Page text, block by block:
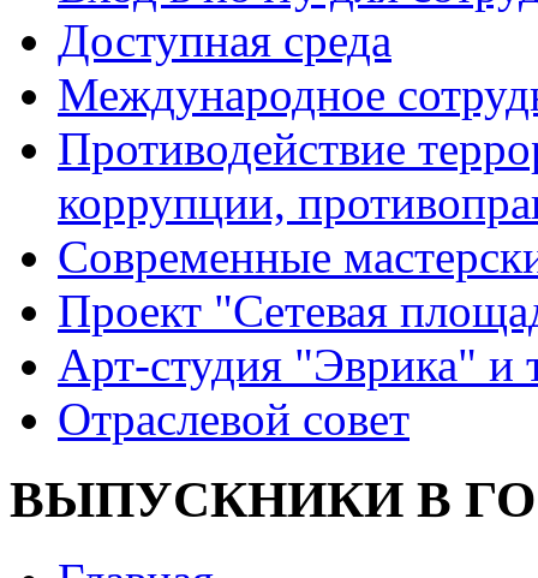
Доступная среда
Международное
Противодействие
коррупции,
Современные
Проект "Сетевая
Арт-студия "Эврика" и
Отраслевой совет
ВЫПУСКНИКИ В